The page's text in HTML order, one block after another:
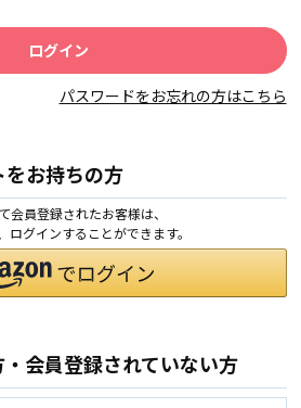
パスワードをお忘れの方はこちら
お持ちの方
員登録されたお客様は、
グインすることができます。
会員登録されていない方